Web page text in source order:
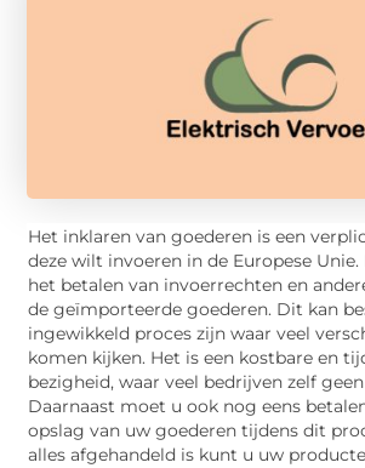
Het inklaren van goederen is een
deze wilt invoeren in de Europese
het betalen van invoerrechten en
de geïmporteerde goederen. Dit kan
ingewikkeld proces zijn waar veel
komen kijken. Het is een kostbare en
bezigheid, waar veel bedrijven zelf
Daarnaast moet u ook nog eens
opslag van uw goederen tijdens dit
alles afgehandeld is kunt u uw